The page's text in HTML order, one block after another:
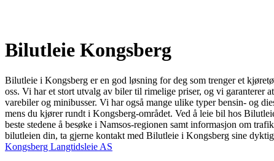
Bilutleie Kongsberg
Bilutleie i Kongsberg er en god løsning for deg som trenger et
oss. Vi har et stort utvalg av biler til rimelige priser, og vi garanterer
varebiler og minibusser. Vi har også mange ulike typer bensin- og
mens du kjører rundt i Kongsberg-området. Ved å leie bil hos
beste stedene å besøke i Namsos-regionen samt informasjon om
bilutleien din, ta gjerne kontakt med Bilutleie i Kongsberg sine
Kongsberg Langtidsleie AS